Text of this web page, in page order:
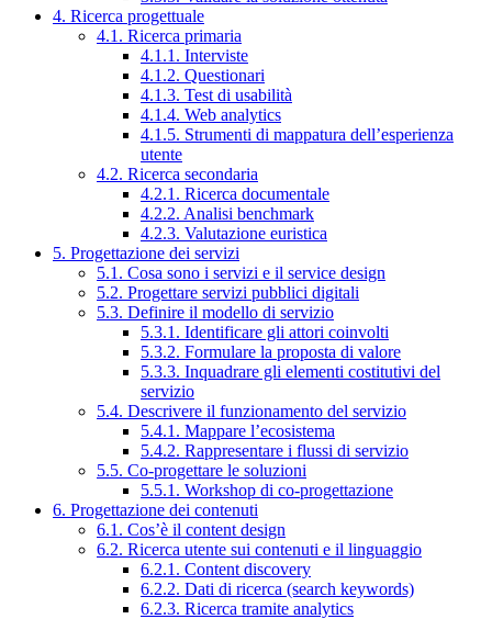
4. Ricerca progettuale
4.1. Ricerca primaria
4.1.1. Interviste
4.1.2. Questionari
4.1.3. Test di usabilità
4.1.4. Web analytics
4.1.5. Strumenti di mappatura dell’esperienza
utente
4.2. Ricerca secondaria
4.2.1. Ricerca documentale
4.2.2. Analisi benchmark
4.2.3. Valutazione euristica
5. Progettazione dei servizi
5.1. Cosa sono i servizi e il service design
5.2. Progettare servizi pubblici digitali
5.3. Definire il modello di servizio
5.3.1. Identificare gli attori coinvolti
5.3.2. Formulare la proposta di valore
5.3.3. Inquadrare gli elementi costitutivi del
servizio
5.4. Descrivere il funzionamento del servizio
5.4.1. Mappare l’ecosistema
5.4.2. Rappresentare i flussi di servizio
5.5. Co-progettare le soluzioni
5.5.1. Workshop di co-progettazione
6. Progettazione dei contenuti
6.1. Cos’è il content design
6.2. Ricerca utente sui contenuti e il linguaggio
6.2.1. Content discovery
6.2.2. Dati di ricerca (search keywords)
6.2.3. Ricerca tramite analytics